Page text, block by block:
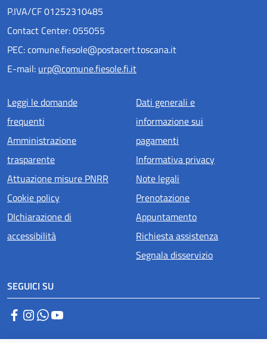
P.IVA/CF 01252310485
Contact Center: 055055
PEC: comune.fiesole@postacert.toscana.it
E-mail: urp@comune.fiesole.fi.it
Menu piè di pagina
Leggi le domande
frequenti
Amministrazione
trasparente
Attuazione misure PNRR
Cookie policy
DIchiarazione di
accessibilità
Dati generali e
informazione sui
pagamenti
Informativa privacy
Note legali
Prenotazione
Appuntamento
Richiesta assistenza
Segnala disservizio
SEGUICI SU
Facebook
Instagram
WhatsApp